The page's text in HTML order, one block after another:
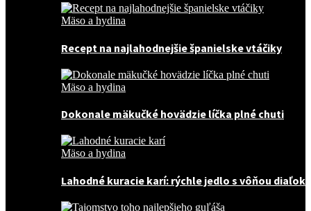
Mäso a hydina
Recept na najlahodnejšie španielske vtáčiky
Mäso a hydina
Dokonale mäkučké hovädzie líčka plné chuti
Mäso a hydina
Lahodné kuracie karí: rýchle jedlo s vôňou diaľok